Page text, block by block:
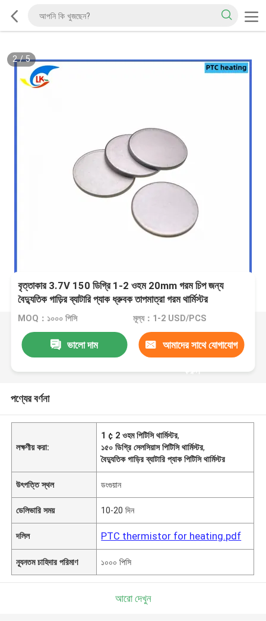
2/5
বৃত্তাকার 3.7V 150 ডিগ্রি 1-2 ওহম 20mm গরম চিপ জন্য
বৈদ্যুতিক গাড়ির ব্যাটারি প্যাক ধ্রুবক তাপমাত্রা গরম থার্মিস্টর
MOQ：১০০০ পিসি মূল্য：1-2 USD/PCS
ভালো দাম আমাদের সাথে যোগাযোগ
করুন
পণ্যের বর্ণনা
লক্ষণীয় করা:
1 ¢ 2 ওহম পিটিসি থার্মিস্টর,
১৫০ ডিগ্রি সেলসিয়াস পিটিসি থার্মিস্টর,
বৈদ্যুতিক গাড়ির ব্যাটারি প্যাক পিটিসি থার্মিস্টর
উৎপত্তি স্থল ডংগুয়ান
ডেলিভারি সময় 10-20 দিন
দলিল PTC thermistor for heating.pdf
ন্যূনতম চাহিদার পরিমাণ ১০০০ পিসি
আরো দেখুন